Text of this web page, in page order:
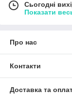
Сьогодні
Показати
Про нас
Контакти
Доставка та